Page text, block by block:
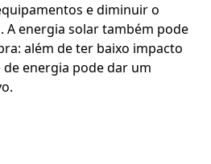
e diminuir o
A energia solar também pode
além de ter baixo impacto
energia pode dar um